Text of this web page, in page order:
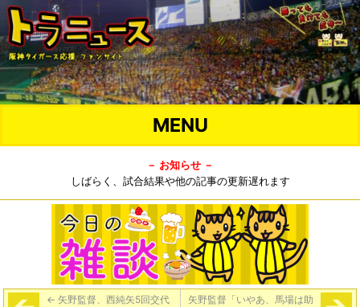
MENU
－ お知らせ －
しばらく、試合結果や他の記事の更新遅れます
← 矢野監督、西純矢5回交代
矢野監督「いやあ、馬場は助